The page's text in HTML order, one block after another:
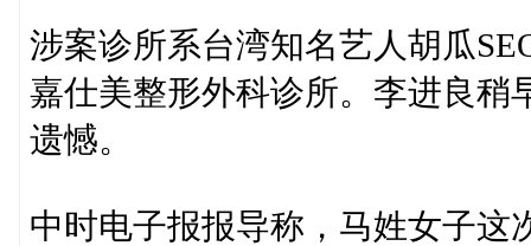
涉案诊所系台湾知名艺人胡瓜
嘉仕美整形外科诊所。李进良稍
遗憾。
中时电子报报导称，马姓女子这